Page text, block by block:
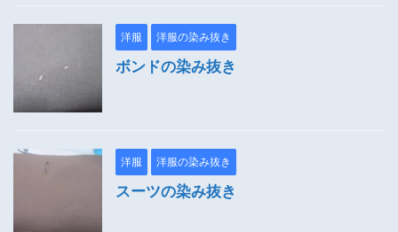
洋服 洋服の染み抜き
ボンドの染み抜き
洋服 洋服の染み抜き
スーツの染み抜き